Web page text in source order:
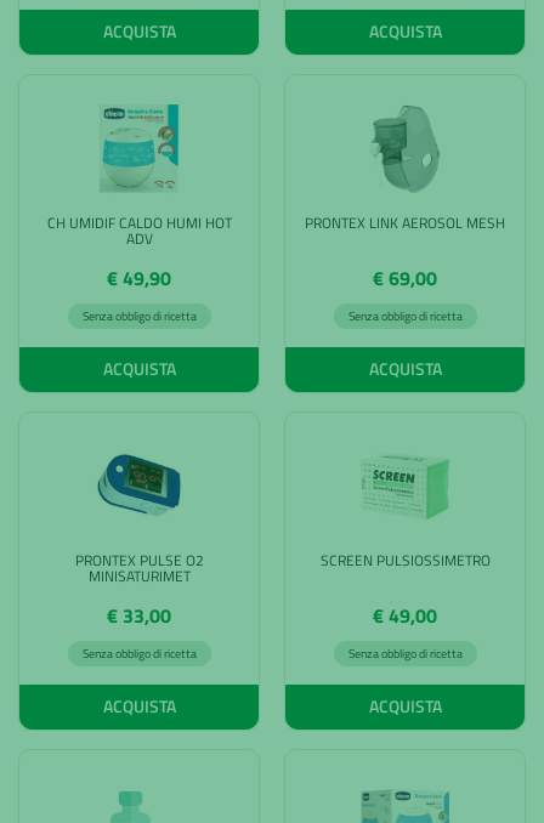
ACQUISTA ACQUISTA
CH UMIDIF CALDO HUMI HOT
ADV
€ 49,90
Senza obbligo di ricetta
ACQUISTA
PRONTEX LINK AEROSOL MESH
€ 69,00
Senza obbligo di ricetta
ACQUISTA
PRONTEX PULSE O2
MINISATURIMET
€ 33,00
Senza obbligo di ricetta
ACQUISTA
SCREEN PULSIOSSIMETRO
€ 49,00
Senza obbligo di ricetta
ACQUISTA